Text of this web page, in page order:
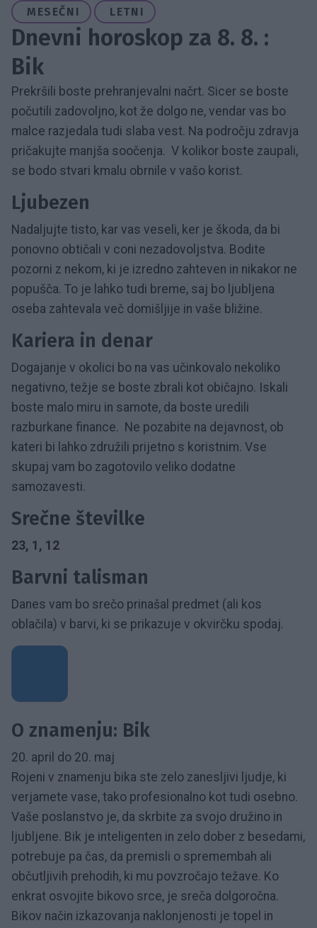
MESEČNI LETNI
Dnevni horoskop za 8. 8. :
Bik
Prekršili boste prehranjevalni načrt. Sicer se boste
počutili zadovoljno, kot že dolgo ne, vendar vas bo
malce razjedala tudi slaba vest. Na področju zdravja
pričakujte manjša soočenja. V kolikor boste zaupali,
se bodo stvari kmalu obrnile v vašo korist.
Ljubezen
Nadaljujte tisto, kar vas veseli, ker je škoda, da bi
ponovno obtičali v coni nezadovoljstva. Bodite
pozorni z nekom, ki je izredno zahteven in nikakor ne
popušča. To je lahko tudi breme, saj bo ljubljena
oseba zahtevala več domišljije in vaše bližine.
Kariera in denar
Dogajanje v okolici bo na vas učinkovalo nekoliko
negativno, težje se boste zbrali kot običajno. Iskali
boste malo miru in samote, da boste uredili
razburkane finance. Ne pozabite na dejavnost, ob
kateri bi lahko združili prijetno s koristnim. Vse
skupaj vam bo zagotovilo veliko dodatne
samozavesti.
Srečne številke
23, 1, 12
Barvni talisman
Danes vam bo srečo prinašal predmet (ali kos
oblačila) v barvi, ki se prikazuje v okvirčku spodaj.
O znamenju: Bik
20. april do 20. maj
Rojeni v znamenju bika ste zelo zanesljivi ljudje, ki
verjamete vase, tako profesionalno kot tudi osebno.
Vaše poslanstvo je, da skrbite za svojo družino in
ljubljene. Bik je inteligenten in zelo dober z besedami,
potrebuje pa čas, da premisli o spremembah ali
občutljivih prehodih, ki mu povzročajo težave. Ko
enkrat osvojite bikovo srce, je sreča dolgoročna.
Bikov način izkazovanja naklonjenosti je topel in